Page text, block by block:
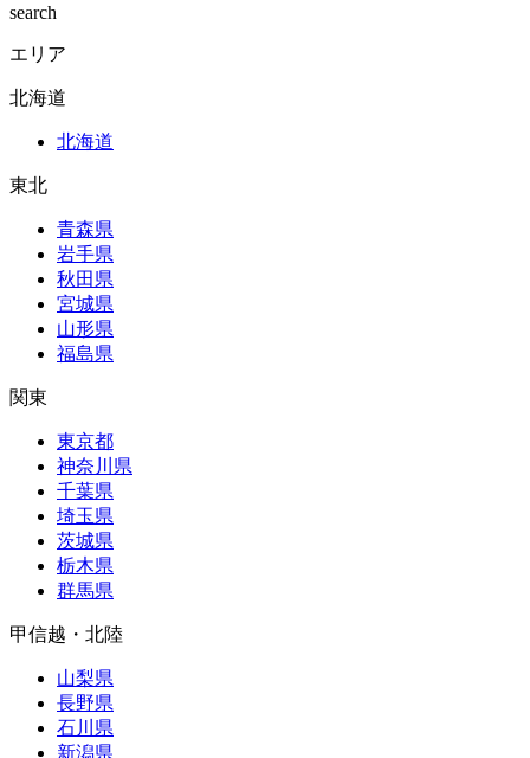
search
エリア
北海道
北海道
東北
青森県
岩手県
秋田県
宮城県
山形県
福島県
関東
東京都
神奈川県
千葉県
埼玉県
茨城県
栃木県
群馬県
甲信越・北陸
山梨県
長野県
石川県
新潟県